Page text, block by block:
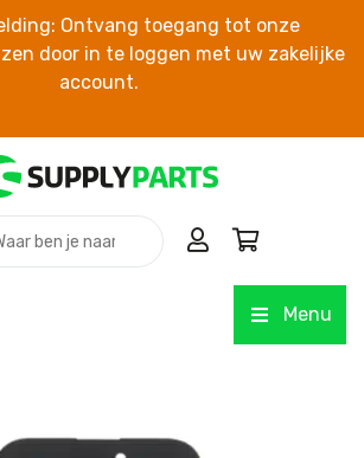
Ontvang toegang tot onze
door in te loggen met uw zakelijke
account.
Menu